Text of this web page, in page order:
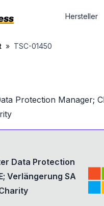
Hersteller
TSC-01450
Protection Manager;
Data Protection
Verlängerung SA